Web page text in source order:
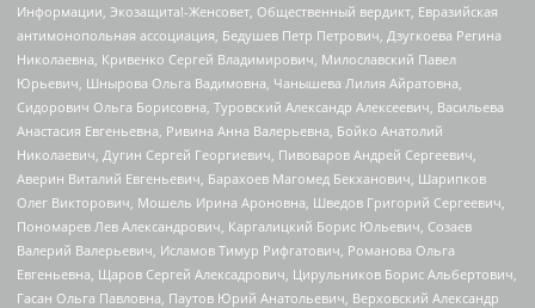
Информации, Экозащита!-Женсовет, Общественный вердикт, Евразийская
антимонопольная ассоциация, Бедушев Петр Петрович, Дзугкоева Регина
Николаевна, Кривенко Сергей Владимирович, Милославский Павел
Юрьевич, Шнырова Ольга Вадимовна, Чанышева Лилия Айратовна,
Сидорович Ольга Борисовна, Туровский Александр Алексеевич, Васильева
Анастасия Евгеньевна, Ривина Анна Валерьевна, Бойко Анатолий
Николаевич, Дугин Сергей Георгиевич, Пивоваров Андрей Сергеевич,
Аверин Виталий Евгеньевич, Барахоев Магомед Бекханович, Шарипков
Олег Викторович, Мошель Ирина Ароновна, Шведов Григорий Сергеевич,
Пономарев Лев Александрович, Каргалицкий Борис Юльевич, Созаев
Валерий Валерьевич, Исламов Тимур Рифгатович, Романова Ольга
Евгеньевна, Щаров Сергей Алексадрович, Цирульников Борис Альбертович,
Гасан Ольга Павловна, Паутов Юрий Анатольевич, Верховский Александр